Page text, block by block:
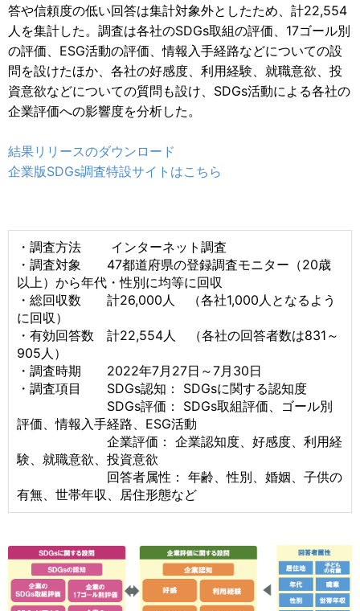
答や信頼度の低い回答は集計対象外としたため、計22,554
人を集計した。調査は各社のSDGs取組の評価、17ゴール別
の評価、ESG活動の評価、情報入手経路などについての設
問を設けたほか、各社の好感度、利用経験、就職意欲、投
資意欲などについての質問も設け、SDGs活動による各社の
企業評価への影響度を分析した。
結果リリースのダウンロード
企業版SDGs調査特設サイトはこちら
・調査方法 インターネット調査
・調査対象 47都道府県の登録調査モニター（20歳
以上）から年代・性別に均等に回収
・総回収数 計26,000人 （各社1,000人となるよう
に回収）
・有効回答数 計22,554人 （各社の回答者数は831～
905人）
・調査時期 2022年7月27日～7月30日
・調査項目 SDGs認知： SDGsに関する認知度
SDGs評価： SDGs取組評価、ゴール別
評価、情報入手経路、ESG活動
企業評価： 企業認知度、好感度、利用経
験、就職意欲、投資意欲
回答者属性： 年齢、性別、婚姻、子供の
有無、世帯年収、居住形態など